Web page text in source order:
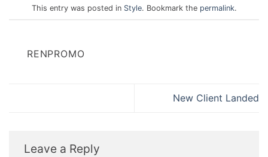
This entry was posted in Style. Bookmark the permalink.
RENPROMO
New Client Landed
Leave a Reply